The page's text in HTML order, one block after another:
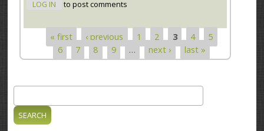
LOG IN to post comments
Pages
« first ‹ previous 1 2 3 4
5
6
7 8 9 … next › last »
Search form